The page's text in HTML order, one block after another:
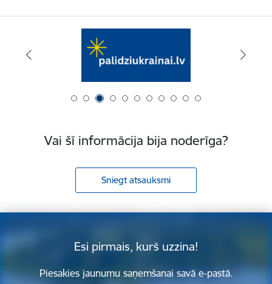
Vai šī informācija bija noderīga?
Sniegt atsauksmi
Esi pirmais, kurš uzzina!
Piesakies jaunumu saņemšanai savā e-pastā.